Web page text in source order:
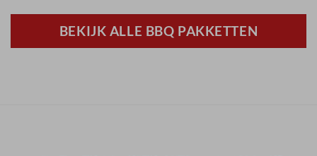
BEKIJK ALLE BBQ PAKKETTEN